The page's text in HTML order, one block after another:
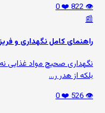
👁️ 822
❤️ 0
📰
راهنمای کامل نگهداری و
نگهداری صحیح مواد غذایی
بلکه از هدر ر...
👁️ 526
❤️ 0